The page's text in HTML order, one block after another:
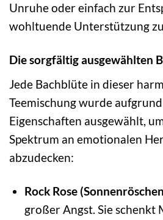
Unruhe oder einfach zur
wohltuende Unterstützung
Die sorgfältig ausgewählten
Jede Bachblüte in dieser
Teemischung wurde
Eigenschaften ausgewählt,
Spektrum an emotionalen
abzudecken:
Rock Rose
großer Angst. Sie schenkt